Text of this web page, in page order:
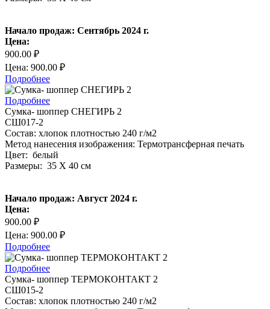
Начало продаж: Сентябрь 2024 г.
Цена:
900.00 ₽
Цена: 900.00 ₽
Подробнее
Подробнее
Сумка- шоппер СНЕГИРЬ 2
СШ017-2
Состав: хлопок плотностью 240 г/м2
Метод нанесения изображения: Термотрансферная печать
Цвет: белый
Размеры: 35 Х 40 см
Начало продаж: Август 2024 г.
Цена:
900.00 ₽
Цена: 900.00 ₽
Подробнее
Подробнее
Сумка- шоппер ТЕРМОКОНТАКТ 2
СШ015-2
Состав: хлопок плотностью 240 г/м2